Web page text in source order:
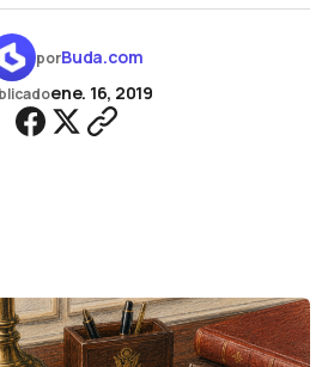
porBuda.com
ene. 16, 2019